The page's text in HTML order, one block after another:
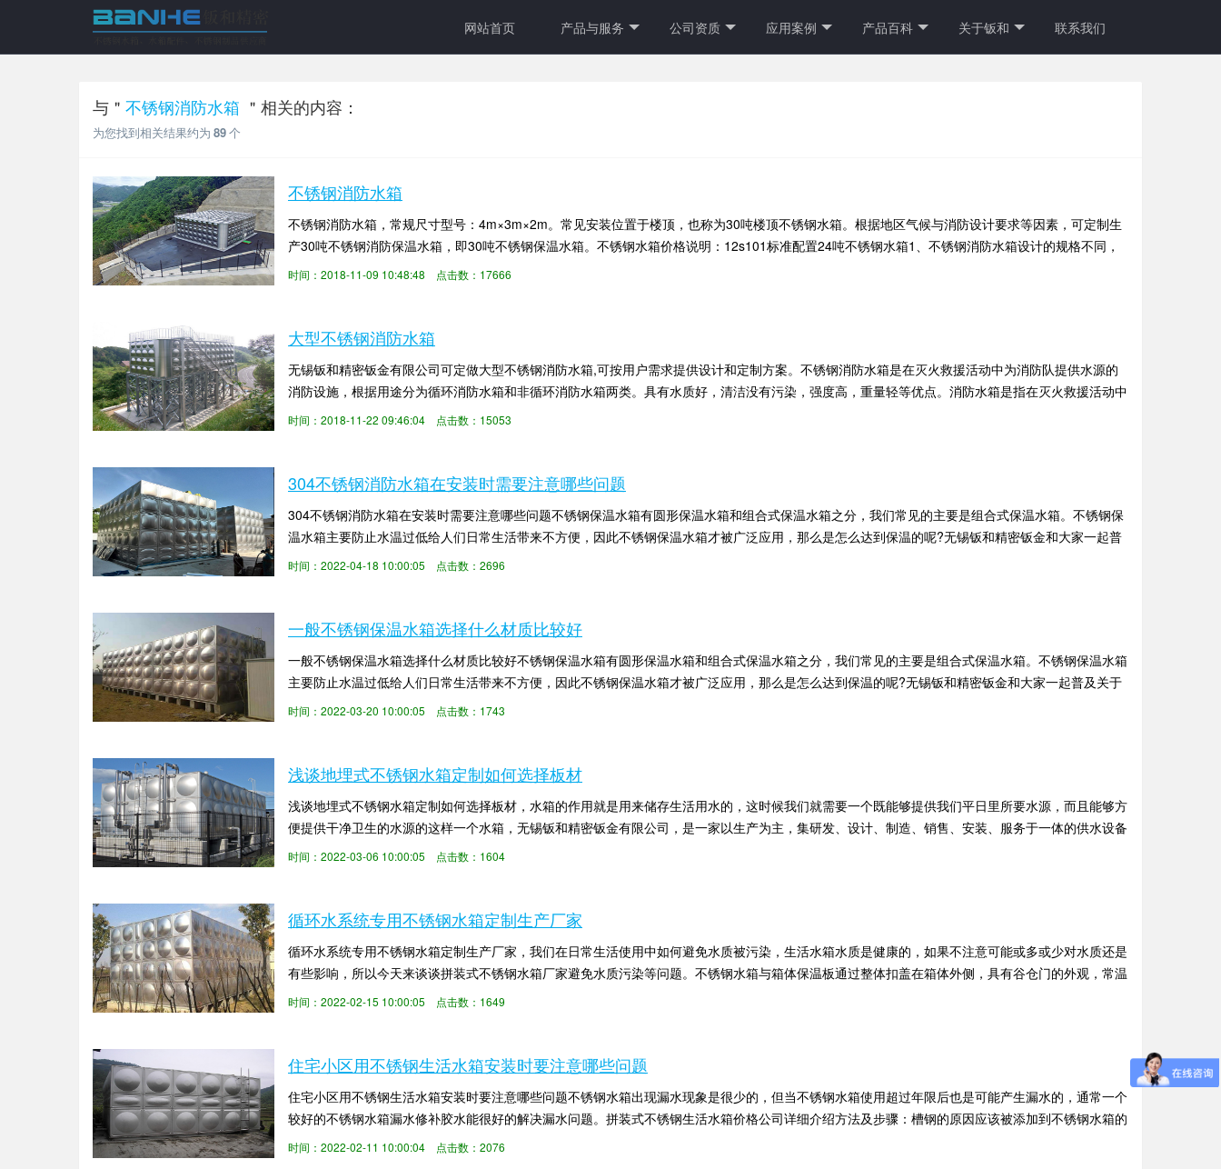
网站首页 产品与服务 公司资质 应用案例 产品百科 关于钣和 联系我们
与＂ 不锈钢消防水箱 ＂相关的内容：
为您找到相关结果约为 89个
不锈钢消防水箱
不锈钢消防水箱，常规尺寸型号：4m×3m×2m。常见安装位置于楼顶，也称为30吨楼顶不锈钢水箱。根据地区气候与消防设计要求等因素，可定制生
产30吨不锈钢消防保温水箱，即30吨不锈钢保温水箱。不锈钢水箱价格说明：12s101标准配置24吨不锈钢水箱1、不锈钢消防水箱设计的规格不同，
表面积也有所不同，用...
时间：2018-11-09 10:48:48 点击数：17666
大型不锈钢消防水箱
无锡钣和精密钣金有限公司可定做大型不锈钢消防水箱,可按用户需求提供设计和定制方案。不锈钢消防水箱是在灭火救援活动中为消防队提供水源的
消防设施，根据用途分为循环消防水箱和非循环消防水箱两类。具有水质好，清洁没有污染，强度高，重量轻等优点。消防水箱是指在灭火救援活动中
为消防队提供水源的消防设施，一方面，...
时间：2018-11-22 09:46:04 点击数：15053
304不锈钢消防水箱在安装时需要注意哪些问题
304不锈钢消防水箱在安装时需要注意哪些问题不锈钢保温水箱有圆形保温水箱和组合式保温水箱之分，我们常见的主要是组合式保温水箱。不锈钢保
温水箱主要防止水温过低给人们日常生活带来不方便，因此不锈钢保温水箱才被广泛应用，那么是怎么达到保温的呢?无锡钣和精密钣金和大家一起普
及关于组合式不锈钢水箱价格的内容。...
时间：2022-04-18 10:00:05 点击数：2696
一般不锈钢保温水箱选择什么材质比较好
一般不锈钢保温水箱选择什么材质比较好不锈钢保温水箱有圆形保温水箱和组合式保温水箱之分，我们常见的主要是组合式保温水箱。不锈钢保温水箱
主要防止水温过低给人们日常生活带来不方便，因此不锈钢保温水箱才被广泛应用，那么是怎么达到保温的呢?无锡钣和精密钣金和大家一起普及关于
不锈钢保温水箱厂家的内容。不锈钢水箱...
时间：2022-03-20 10:00:05 点击数：1743
浅谈地埋式不锈钢水箱定制如何选择板材
浅谈地埋式不锈钢水箱定制如何选择板材，水箱的作用就是用来储存生活用水的，这时候我们就需要一个既能够提供我们平日里所要水源，而且能够方
便提供干净卫生的水源的这样一个水箱，无锡钣和精密钣金有限公司，是一家以生产为主，集研发、设计、制造、销售、安装、服务于一体的供水设备
企业，更多不锈钢生活水箱厂家设备问题...
时间：2022-03-06 10:00:05 点击数：1604
循环水系统专用不锈钢水箱定制生产厂家
循环水系统专用不锈钢水箱定制生产厂家，我们在日常生活使用中如何避免水质被污染，生活水箱水质是健康的，如果不注意可能或多或少对水质还是
有些影响，所以今天来谈谈拼装式不锈钢水箱厂家避免水质污染等问题。不锈钢水箱与箱体保温板通过整体扣盖在箱体外侧，具有谷仓门的外观，常温
下热量损失小。外层由不锈钢板、镀锌板...
时间：2022-02-15 10:00:05 点击数：1649
住宅小区用不锈钢生活水箱安装时要注意哪些问题
住宅小区用不锈钢生活水箱安装时要注意哪些问题不锈钢水箱出现漏水现象是很少的，但当不锈钢水箱使用超过年限后也是可能产生漏水的，通常一个
较好的不锈钢水箱漏水修补胶水能很好的解决漏水问题。拼装式不锈钢生活水箱价格公司详细介绍方法及步骤：槽钢的原因应该被添加到不锈钢水箱的
底部是不锈钢板后可制成板底部水箱,如...
时间：2022-02-11 10:00:04 点击数：2076